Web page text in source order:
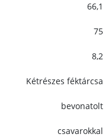
66,1
75
8,2
Kétrészes féktárcsa
bevonatolt
csavarokkal